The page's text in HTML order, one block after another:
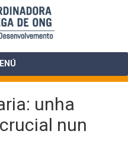
unha
nun